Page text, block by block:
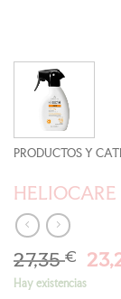
PRODUCTOS Y
27,35€ El
Hay existencias